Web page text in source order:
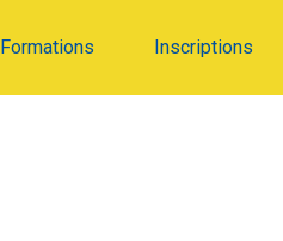
Formations Inscriptions